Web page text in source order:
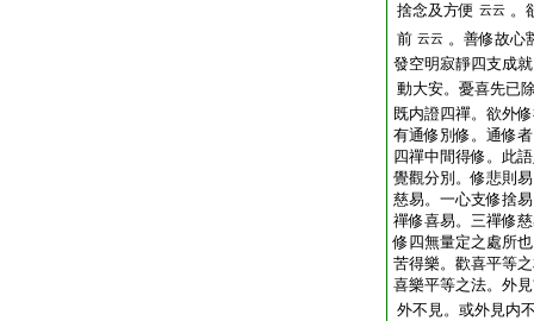
捨念及方便 云云 。
前 云云 。善修故心
發空明寂靜四支成
動大安。憂喜先已
既内證四禪。欲外
有通修別修。通修
四禪中間得修。此
覺觀分別。修悲則
慈易。一心支修捨
禪修喜易。三禪修
修四無量定之處所
苦得樂。歡喜平等
喜樂平等之法。外
外不見。或外見内